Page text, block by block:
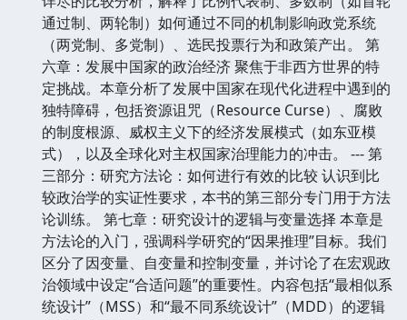
通过制、两轮制）如何通过不同的机制影响政党系统
（两党制、多党制）、选民投票行为和政策产出。 第
六章：发展中国家的政治经济 聚焦于非西方世界的特
定挑战。本章分析了发展中国家在现代化进程中遇到的
独特障碍，包括资源诅咒（Resource Curse）、腐败
的制度根源、威权主义下的经济发展模式（如东亚模
式），以及全球化对主权国家治理能力的冲击。 --- 第
三部分：研究方法论：如何进行有效的比较 认识到比
较政治学的实证性要求，本书的第三部分专门用于方法
论训练。 第七章：研究设计的逻辑与变量选择 本章是
方法论的入门，强调科学研究的“因果推理”目标。我们
区分了因变量、自变量和控制变量，并讨论了在宏观政
治领域中设定“合适问题”的重要性。内容包括“最相似系
统设计”（MSS）和“最不同系统设计”（MDD）的逻辑